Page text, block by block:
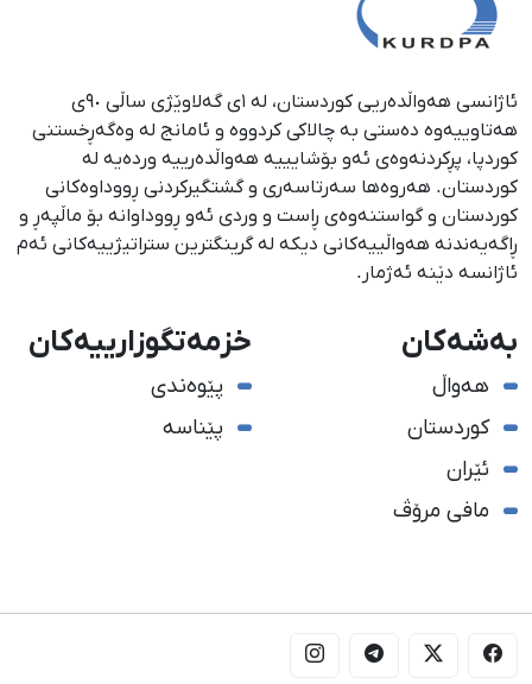
ئاژانسی هەواڵدەریی کوردستان، لە ١ی گەلاوێژی ساڵی ٩٠ی
هەتاوییەوە دەستی بە چالاکی کردووە و ئامانج لە وەگەڕخستنی
كوردپا، پڕكردنەوەی ئەو بۆشایییە هەواڵدەرییە وردەیە لە
كوردستان. هەروەها سەرتاسەری و گشتگیركردنی ڕووداوەكانی
كوردستان و گواستنەوەی ڕاست و وردی ئەو ڕووداوانە بۆ ماڵپەڕ و
ڕاگەیەندنە هەواڵییەكانی دیكە لە گرینگترین ستراتیژییەكانی ئەم
ئاژانسە دێنە ئەژمار.
بەشەکان
هەواڵ
کوردستان
ئێران
مافی مرۆڤ
خزمەتگوزارییەکان
پێوەندی
پێناسە